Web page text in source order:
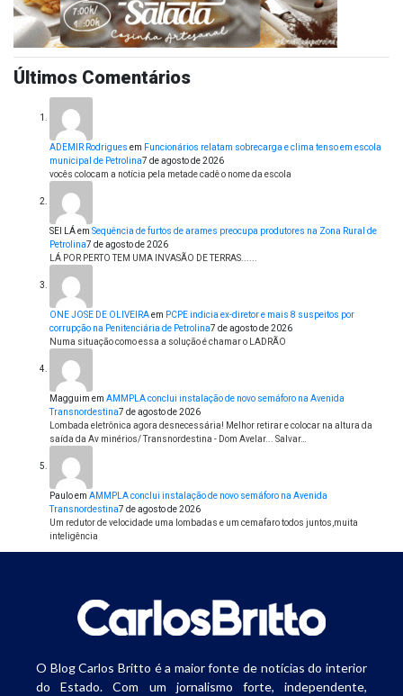
Últimos Comentários
ADEMIR Rodrigues em Funcionários relatam sobrecarga e clima tenso em escola
municipal de Petrolina7 de agosto de 2026
vocês colocam a notícia pela metade cadê o nome da escola
SEI LÁem Sequência de furtos de arames preocupa produtores na Zona Rural de
Petrolina7 de agosto de 2026
LÁ POR PERTO TEM UMA INVASÃO DE TERRAS......
ONE JOSE DE OLIVEIRAem PCPE indicia ex-diretor e mais 8 suspeitos por
corrupção na Penitenciária de Petrolina7 de agosto de 2026
Numa situação como essa a solução é chamar o LADRÃO
Magguim em AMMPLA conclui instalação de novo semáforo na Avenida
Transnordestina7 de agosto de 2026
Lombada eletrônica agora desnecessária! Melhor retirar e colocar na altura da
saída da Av minérios/ Transnordestina - Dom Avelar... Salvar…
Pauloem AMMPLA conclui instalação de novo semáforo na Avenida
Transnordestina7 de agosto de 2026
Um redutor de velocidade uma lombadas e um cemafaro todos juntos,muita
inteligência
O Blog Carlos Britto é a maior fonte de notícias do interior
do Estado. Com um jornalismo forte, independente,